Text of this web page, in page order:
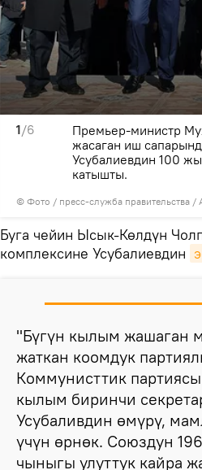
1/6
© Фото / пресс-служба правительства /
Премьер-министр
жасаган иш
Усубалиевдин 100
катышты.
Буга чейин Ысык-Көлдүн
комплексине Усубалиевдин
"Бүгүн кылым жашаган
жаткан коомдук
Коммунисттик
кылым биринчи
Усубаливдин өмүрү,
үчүн өрнөк. Союздун
чыныгы улуттук кайра